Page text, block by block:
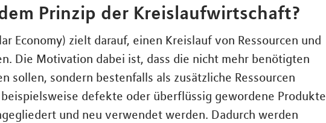
Prinzip der Kreislaufwirtschaft?
Economy) zielt darauf, einen Kreislauf von Ressourcen und
Die Motivation dabei ist, dass die nicht mehr benötigten
sollen, sondern bestenfalls als zusätzliche Ressourcen
defekte oder überflüssig gewordene Produkte
und neu verwendet werden. Dadurch werden